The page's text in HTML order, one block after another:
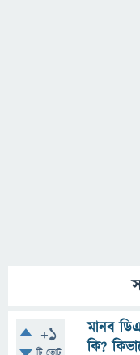
+1
মানব
কি?